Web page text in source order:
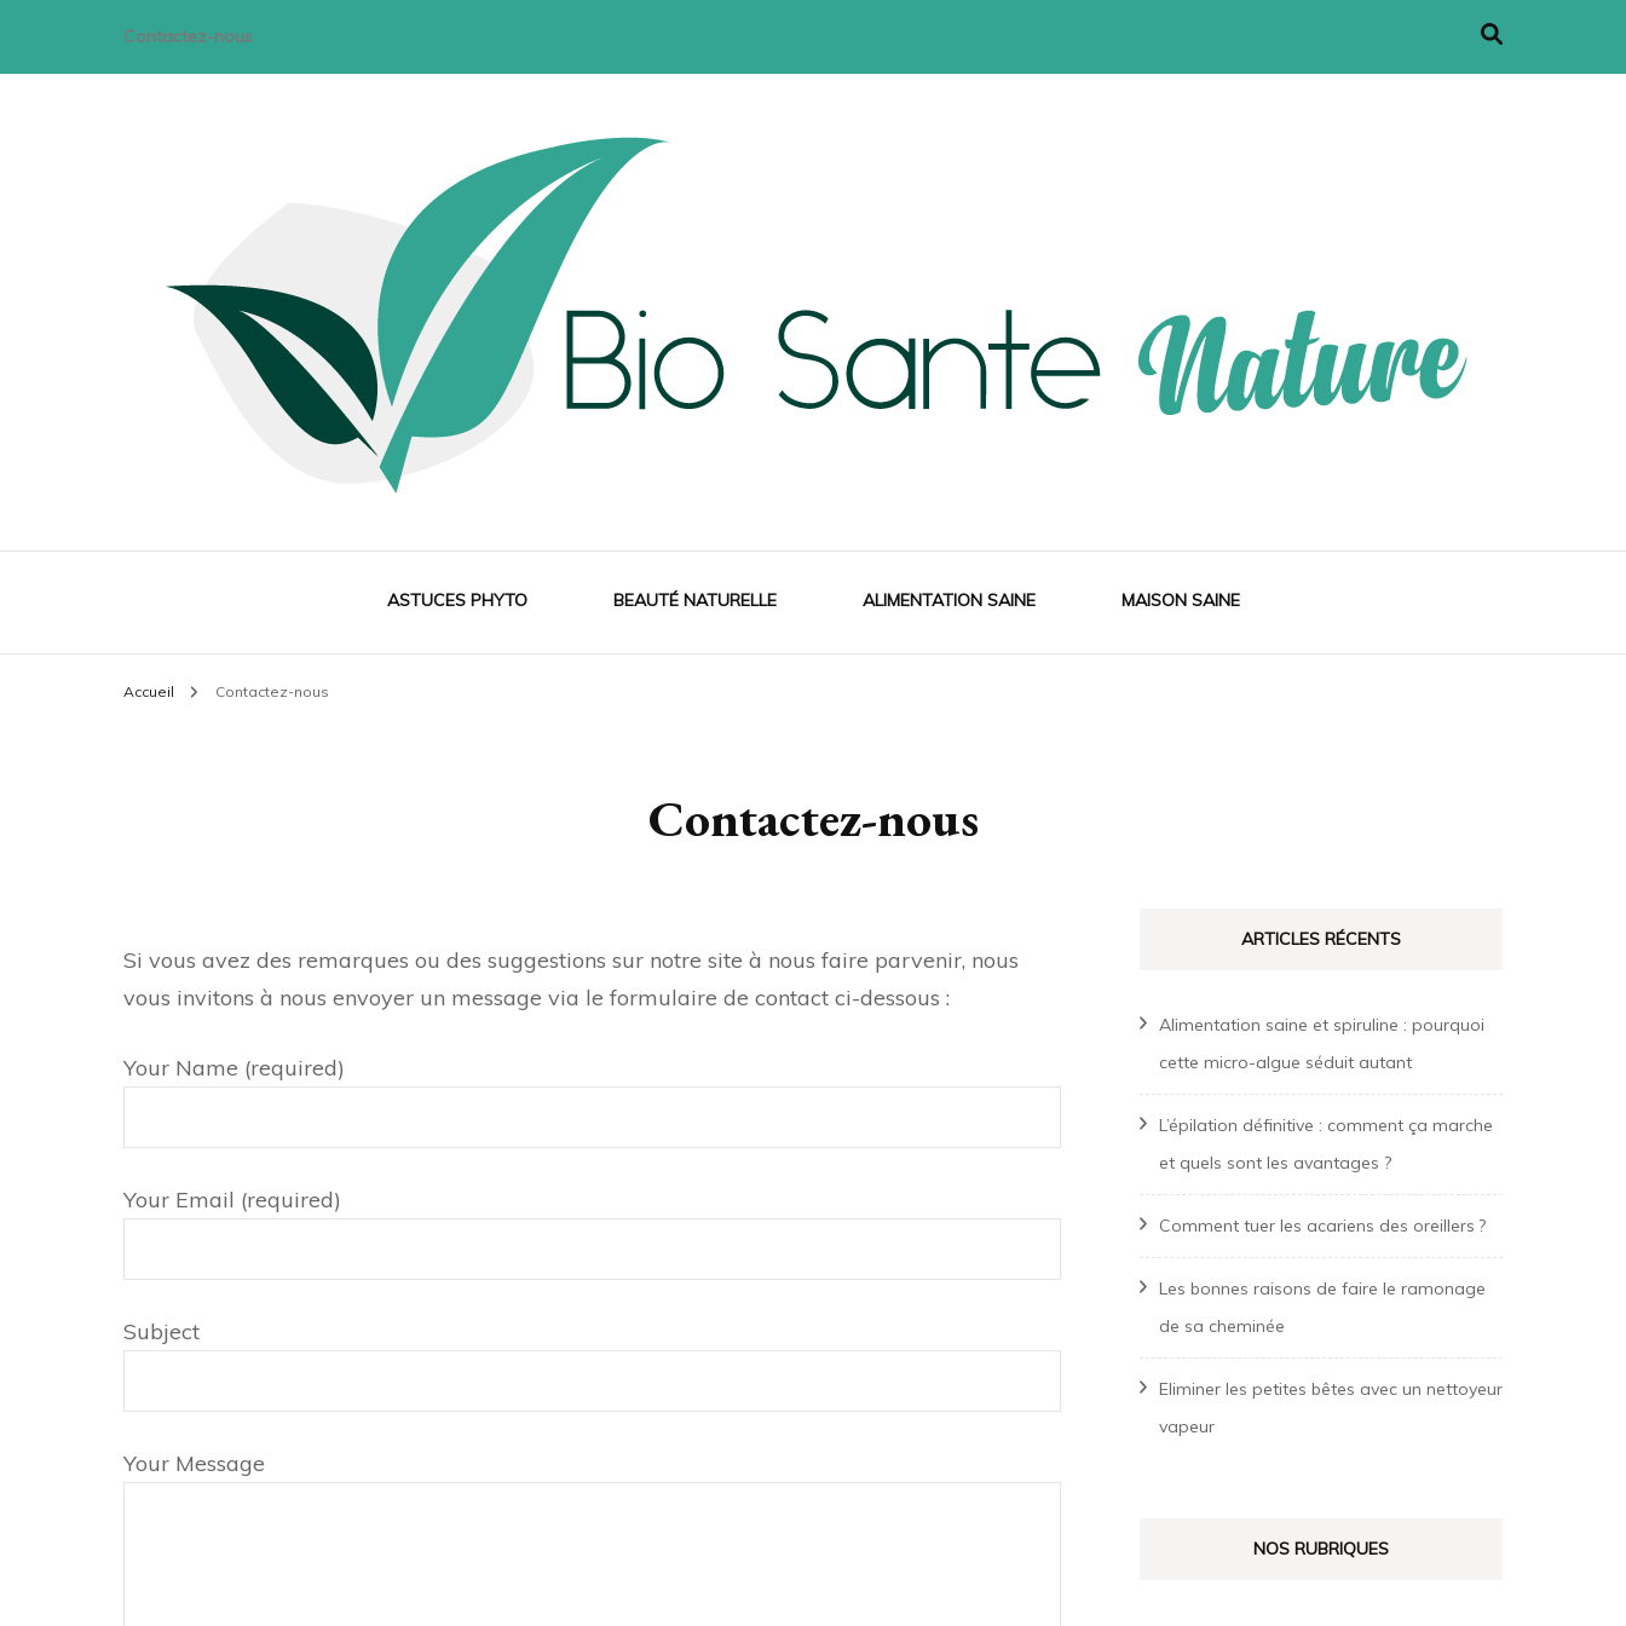
Contactez-nous
Bio santé nature
ASTUCES PHYTO BEAUTÉ NATURELLE ALIMENTATION SAINE MAISON SAINE
Accueil Contactez-nous
Contactez-nous
Si vous avez des remarques ou des suggestions sur notre site à nous faire parvenir, nous
vous invitons à nous envoyer un message via le formulaire de contact ci-dessous :
Your Name (required)
Your Email (required)
Subject
Your Message
ARTICLES RÉCENTS
Alimentation saine et spiruline : pourquoi
cette micro-algue séduit autant
L’épilation définitive : comment ça marche
et quels sont les avantages ?
Comment tuer les acariens des oreillers ?
Les bonnes raisons de faire le ramonage
de sa cheminée
Eliminer les petites bêtes avec un nettoyeur
vapeur
NOS RUBRIQUES